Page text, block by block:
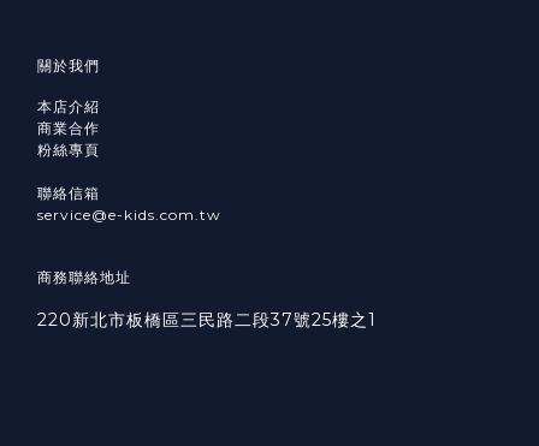
關於我們
本店介紹
商業合作
粉絲專頁
聯絡信箱
service@e-kids.com.tw
商務聯絡地址
220新北市板橋區三民路二段37號25樓之1